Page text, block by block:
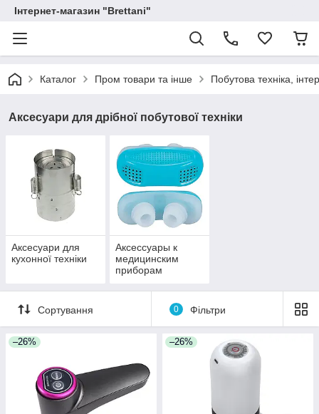
Інтернет-магазин "Brettani"
Каталог Пром товари та інше Побутова техніка,
Аксесуари для дрібної побутової техніки
Аксесуари для
кухонної техніки
Аксессуары к
медицинским
приборам
Сортування 0 Фільтри
–26% –26%